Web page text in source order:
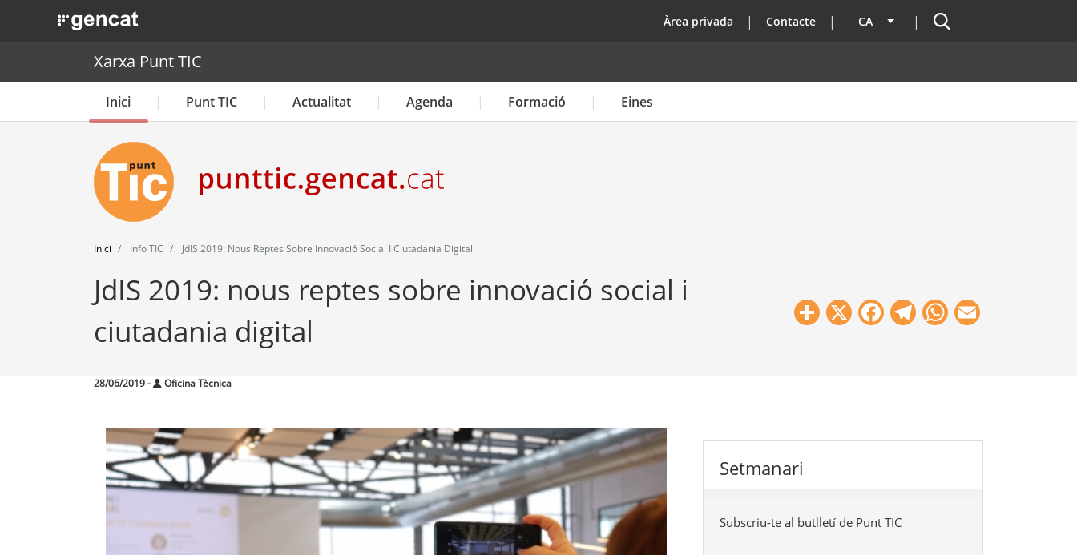
. Obre en una nova finestra. top
Àrea privada Contacte CA Llista les accions addicionals
Cercador
Xarxa Punt TIC
Inici Punt TIC Actualitat Agenda Formació Eines
Inici Info TIC JdIS 2019: Nous Reptes Sobre Innovació Social I Ciutadania Digital
JdIS 2019: nous reptes sobre innovació social i
ciutadania digital
Share
X Facebook
Telegram
WhatsApp
28/06/2019- Oficina Tècnica
Setmanari
Subscriu-te al butlletí de Punt TIC